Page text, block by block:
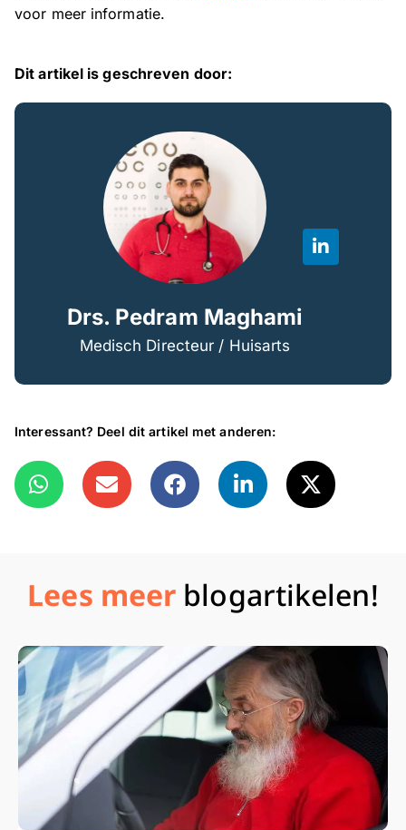
voor meer informatie.
Dit artikel is geschreven door:
Drs. Pedram Maghami
Medisch Directeur / Huisarts
Interessant? Deel dit artikel met anderen:
Lees meer blogartikelen!